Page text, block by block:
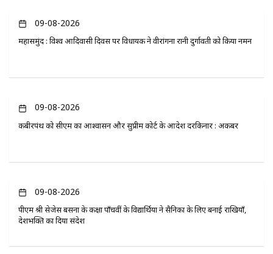
09-08-2026
महासमुंद : विश्व आदिवासी दिवस पर विधायक ने वीरांगना रानी दुर्गावती को किया नमन
09-08-2026
कबीरपंथ को सीएम का आश्वासन और सुप्रीम कोर्ट के आदेश दरकिनार : अकबर
09-08-2026
पीएम श्री सेजेस बसना के कक्षा पाँचवीं के विद्यार्थियों ने सैनिकों के लिए बनाई राखियाँ,
देशभक्ति का दिया संदेश